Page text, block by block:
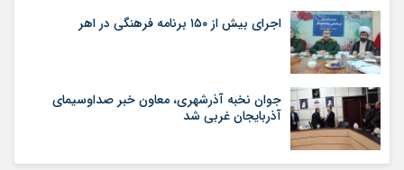
اجرای بیش از ۱۵۰ برنامه فرهنگی در اهر
جوان نخبه آذرشهری، معاون خبر صداوسیمای
آذربایجان غربی شد